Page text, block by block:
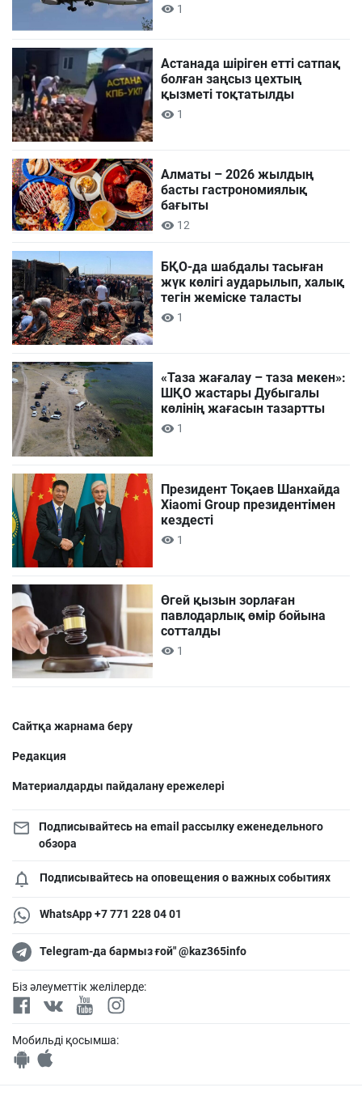
1
Астанада шіріген етті сатпақ
болған заңсыз цехтың
қызметі тоқтатылды
1
Алматы – 2026 жылдың
басты гастрономиялық
бағыты
12
БҚО-да шабдалы тасыған
жүк көлігі аударылып, халық
тегін жеміске таласты
1
«Таза жағалау – таза мекен»:
ШҚО жастары Дубыгалы
көлінің жағасын тазартты
1
Президент Тоқаев Шанхайда
Xiaomi Group президентімен
кездесті
1
Өгей қызын зорлаған
павлодарлық өмір бойына
сотталды
1
Сайтқа жарнама беру
Редакция
Материалдарды пайдалану ережелері
Подписывайтесь на email рассылку еженедельного
обзора
Подписывайтесь на оповещения о важных событиях
WhatsApp +7 771 228 04 01
Telegram-да бармыз ғой" @kaz365info
Біз әлеуметтік желілерде:
Мобильді қосымша: